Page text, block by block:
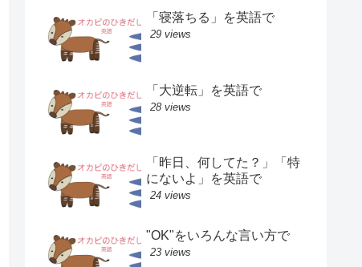
「寝落ちる」を英語で
29 views
「大逆転」を英語で
28 views
「昨日、何してた？」「特
にないよ」を英語で
24 views
"OK"をいろんな言い方で
23 views